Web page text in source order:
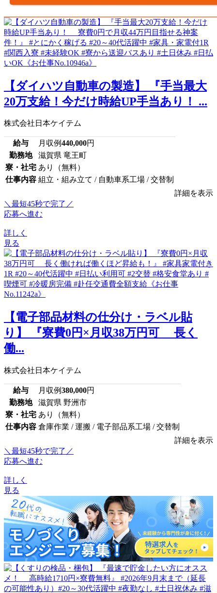
【ダイハツ自動車の製造】 『手当最大
20万支給！今だけ時給UP手当あり！ ...
株式会社日本ケイテム
給与 月収例440,000円
勤務地
滋賀県 竜王町
寮・社宅 あり（無料）
仕事内容 組立・組み立て / 自動車系工場 / 交替制
詳細を表示
＼最短45秒で完了／
応募へ進む
詳しく
見る
【電子部品材料の仕分け・ラベル貼
り】 『寮費0円×月収38万円可 長く
働...
株式会社日本ケイテム
給与 月収例380,000円
勤務地
滋賀県 野洲市
寮・社宅 あり（無料）
仕事内容 倉庫作業 / 運搬 / 電子部品系工場 / 交替制
詳細を表示
＼最短45秒で完了／
応募へ進む
詳しく
見る